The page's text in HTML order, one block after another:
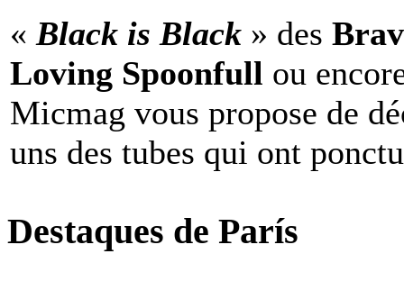
« Black is Black » des
Loving Spoonfull ou
Micmag vous propose de
uns des tubes qui ont
Destaques de París